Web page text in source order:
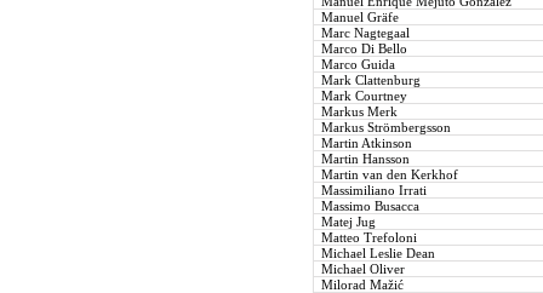
Manuel Gräfe
Marc Nagtegaal
Marco Di Bello
Marco Guida
Mark Clattenburg
Mark Courtney
Markus Merk
Markus Strömbergsson
Martin Atkinson
Martin Hansson
Martin van den Kerkhof
Massimiliano Irrati
Massimo Busacca
Matej Jug
Matteo Trefoloni
Michael Leslie Dean
Michael Oliver
Milorad Mažić